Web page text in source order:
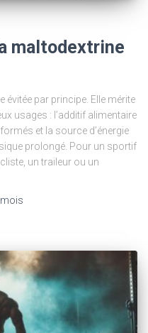
maltodextrine
évitée par principe. Elle mérite
usages : l’additif alimentaire
et la source d’énergie
prolongé. Pour un sportif
un traileur ou un